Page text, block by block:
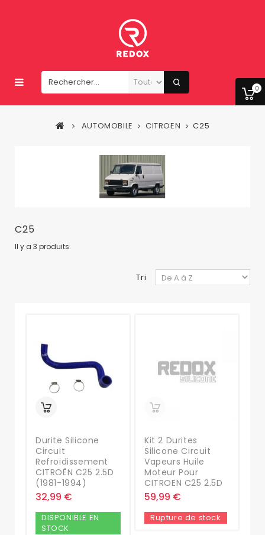
0
AUTOMOBILE CITROEN C25
C25
Il y a 3 produits.
Tri
Durite Silicone
Circuit
Refroidissement
CITROËN C25 2.5D
(1981-1994)
32,99 €
DISPONIBLE EN
STOCK
Kit 2 Durites
Silicone Circuit
Vapeurs Huile
Moteur Pour
CITROËN C25 2.5D
59,99 €
Rupture de stock